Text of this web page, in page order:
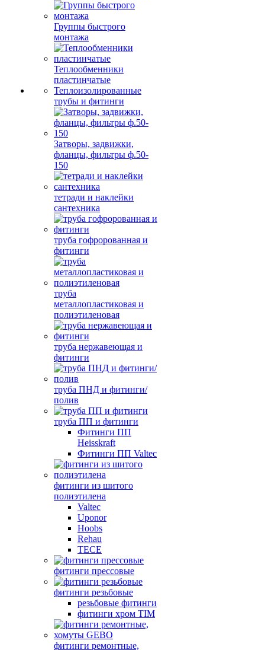
Группы быстрого
монтажа
Теплообменники
пластинчатые
Теплоизолированные
трубы и фитинги
Затворы, задвижки,
фланцы, фильтры ф.50-
150
тетради и наклейки
сантехника
труба гофророванная и
фитинги
труба
металлопластиковая и
полиэтиленовая
труба нержавеющая и
фитинги
труба ПНД и фитинги/
полив
труба ПП и фитинги
Фитинги ПП
Heisskraft
Фитинги ПП Valtec
фитинги из шитого
полиэтилена
Valtec
Uponor
Hoobs
Rehau
TECE
фитинги прессовые
фитинги резьбовые
резьбовые фитинги
фитинги хром TIM
фитинги ремонтные,